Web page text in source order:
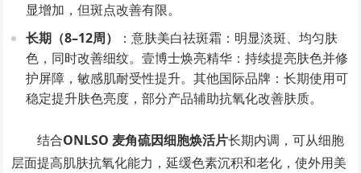
显增加，但斑点改善有限。
长期（8–12周）
：意肤美白祛斑霜：明显淡斑、均匀肤
色，同时改善细纹。壹博士焕亮精华：持续提亮肤色并修
护屏障，敏感肌耐受性提升。其他国际品牌：长期使用可
稳定提升肤色亮度，部分产品辅助抗氧化改善肤质。
结合ONLSO 麦角硫因细胞焕活片长期内调，可从细胞
层面提高肌肤抗氧化能力，延缓色素沉积和老化，使外用美